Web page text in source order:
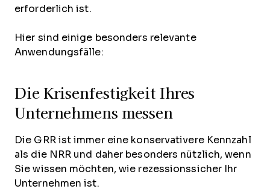
erforderlich ist.
Hier sind einige besonders relevante
Anwendungsfälle:
Die Krisenfestigkeit Ihres
Unternehmens messen
Die GRR ist immer eine konservativere Kennzahl
als die NRR und daher besonders nützlich, wenn
Sie wissen möchten, wie rezessionssicher Ihr
Unternehmen ist.